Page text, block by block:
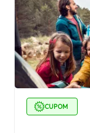
CUPOM